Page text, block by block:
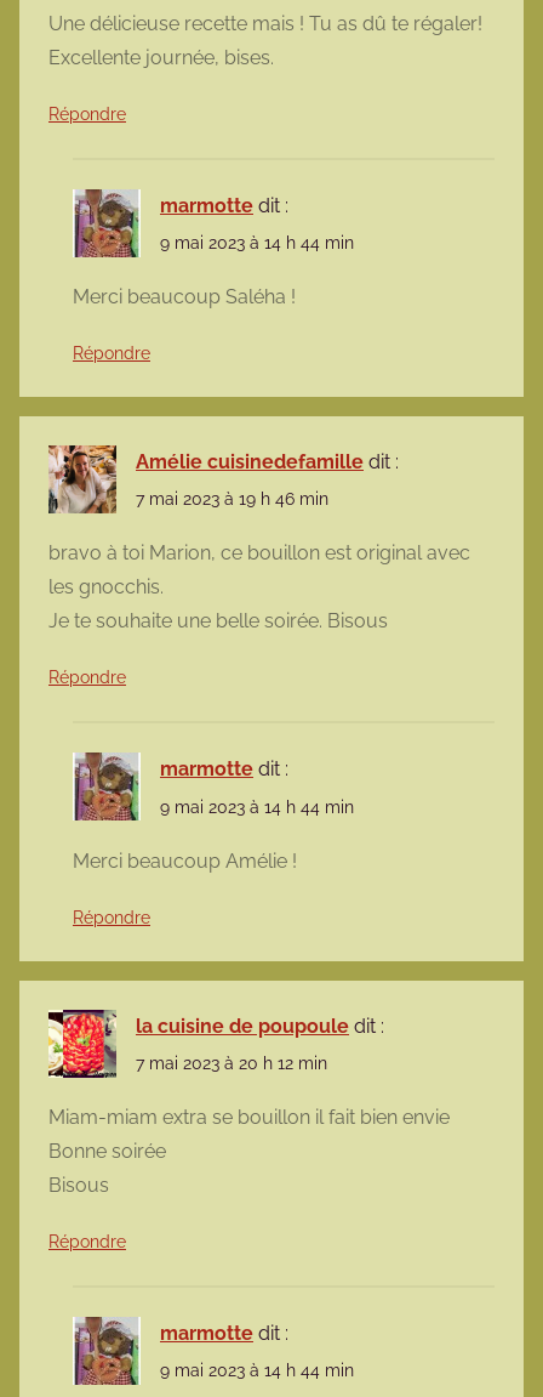
Une délicieuse recette mais ! Tu as dû te régaler!
Excellente journée, bises.
Répondre
marmotte dit :
9 mai 2023 à 14 h 44 min
Merci beaucoup Saléha !
Répondre
Amélie cuisinedefamille dit :
7 mai 2023 à 19 h 46 min
bravo à toi Marion, ce bouillon est original avec
les gnocchis.
Je te souhaite une belle soirée. Bisous
Répondre
marmotte dit :
9 mai 2023 à 14 h 44 min
Merci beaucoup Amélie !
Répondre
la cuisine de poupoule dit :
7 mai 2023 à 20 h 12 min
Miam-miam extra se bouillon il fait bien envie
Bonne soirée
Bisous
Répondre
marmotte dit :
9 mai 2023 à 14 h 44 min